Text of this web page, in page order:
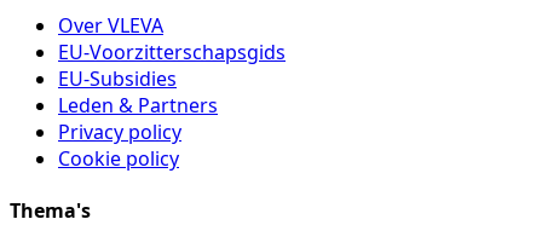
Over VLEVA
EU-Voorzitterschapsgids
EU-Subsidies
Leden & Partners
Privacy policy
Cookie policy
Thema's